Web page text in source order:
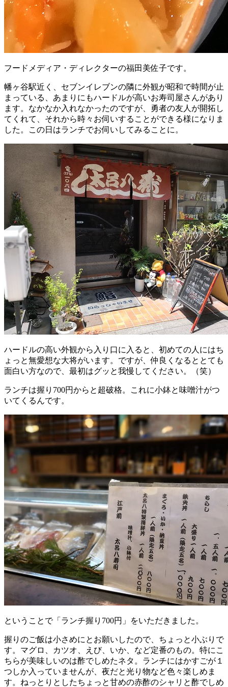
フードメディア・ディレクターの福田美佐子です。
幡ヶ谷駅近く、セブンイレブンの隣に外観が昭和で時間が止
まっている、あまりにもハードルが高いお寿司屋さんがあり
ます。なかなか入れなかったのですが、勇者の友人が開拓し
てくれて、それから時々お伺いすることができる様になりま
した。この日はランチでお伺いしてみることに。
ハードルの高い外観から入り口に入ると、初めての人にはち
ょっと無愛想な大将がいます。ですが、仲良くなるととても
面白い方なので、最初はグッと我慢してください。（笑）
ランチは握り700円からと超破格。これに小鉢と味噌汁がつ
いてくるんです。
ということで「ランチ握り700円」をいただきました。
握りのご飯は小さめにとお願いしたので、ちょっと小ぶりで
す。マグロ、カツオ、えび、いか、など定番のもの。特にこ
ちらが美味しいのは酢でしめたネタ。ランチにはかすごが１
つしか入っていませんが、夜だと光り物など色々楽しめま
す。ねっとりとしたちょっと甘めの赤酢のシャリと酢でしめ